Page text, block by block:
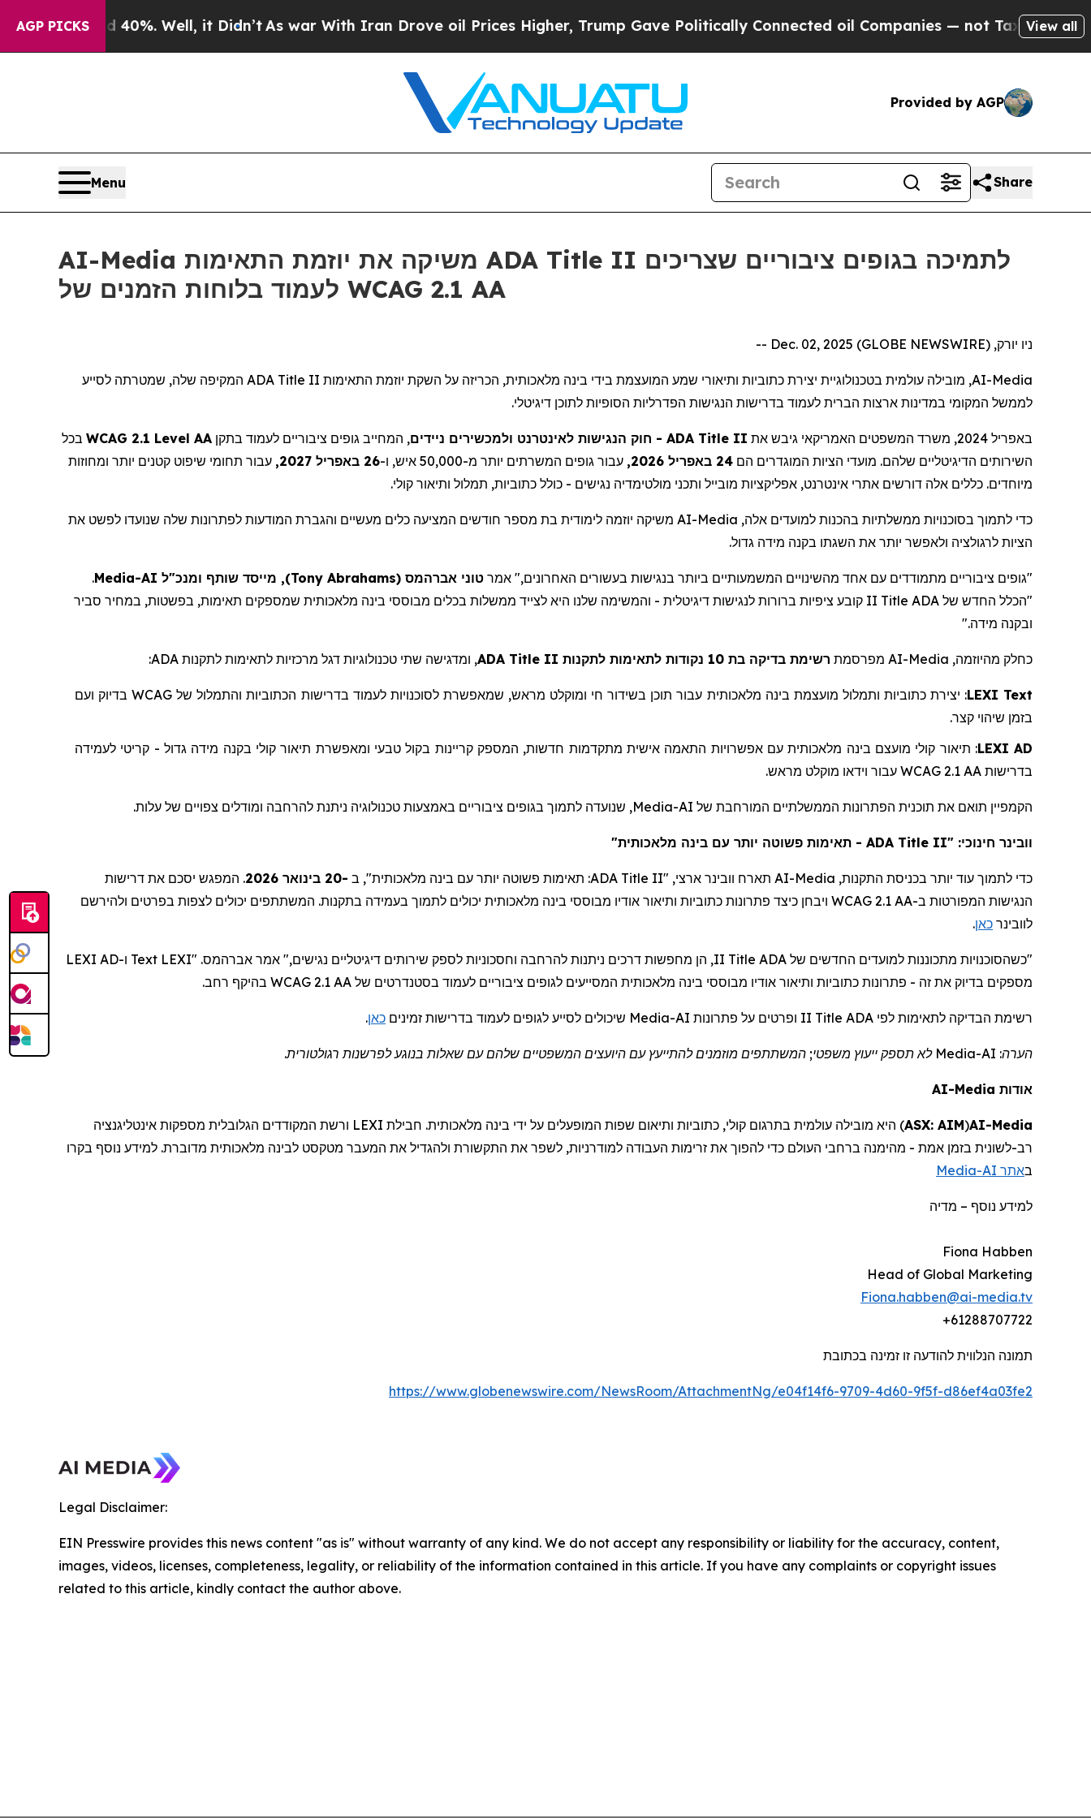
AGP PICKS
Around 40%. Well, it Didn’t As war With Iran Drove oil Prices Higher, Trump Gave Politically Connected oil Companies — not Taxpayers — the
View all
Provided by AGP
Menu Share
AI-Media משיקה את יוזמת התאימות ADA Title II לתמיכה בגופים ציבוריים שצריכים
לעמוד בלוחות הזמנים של WCAG 2.1 AA
ניו יורק, Dec. 02, 2025 (GLOBE NEWSWIRE) --
AI-Media, מובילה עולמית בטכנולוגיית יצירת כתוביות ותיאורי שמע המועצמת בידי בינה מלאכותית, הכריזה על השקת יוזמת התאימות ADA Title II המקיפה שלה, שמטרתה לסייע
לממשל המקומי במדינות ארצות הברית לעמוד בדרישות הנגישות הפדרליות הסופיות לתוכן דיגיטלי.
באפריל 2024, משרד המשפטים האמריקאי גיבש את ADA Title II - חוק הנגישות לאינטרנט ולמכשירים ניידים, המחייב גופים ציבוריים לעמוד בתקן WCAG 2.1 Level AA בכל
השירותים הדיגיטליים שלהם. מועדי הציות המוגדרים הם 24 באפריל 2026, עבור גופים המשרתים יותר מ-50,000 איש, ו- 26 באפריל 2027,
עבור תחומי שיפוט קטנים יותר ומחוזות
מיוחדים. כללים אלה דורשים אתרי אינטרנט, אפליקציות מובייל ותכני מולטימדיה נגישים - כולל כתוביות, תמלול ותיאור קולי.
כדי לתמוך בסוכנויות ממשלתיות בהכנות למועדים אלה, AI-Media משיקה יוזמה לימודית בת מספר חודשים המציעה כלים מעשיים והגברת המודעות לפתרונות שלה שנועדו לפשט את
הציות לרגולציה ולאפשר יותר את השגתו בקנה מידה גדול.
"גופים ציבוריים מתמודדים עם אחד מהשינויים המשמעותיים ביותר בנגישות בעשורים האחרונים," אמר טוני אברהמס (
Tony Abrahams
), מייסד שותף ומנכ"ל AI- Media
.
"הכלל החדש של ADA
Title תאימות, בפשטות, במחיר סביר
ובקנה מידה."
כחלק מהיוזמה, AI-Media מפרסמת רשימת בדיקה בת 10 נקודות לתאימות לתקנות ADA Title II, ומדגישה שתי טכנולוגיות דגל מרכזיות לתאימות לתקנות ADA
:
LEXI Text
: יצירת כתוביות ותמלול מועצמת בינה מלאכותית עבור תוכן בשידור חי ומוקלט מראש, שמאפשרת לסוכנויות לעמוד בדרישות הכתוביות והתמלול של WCAG בדיוק ועם
בזמן שיהוי קצר.
LEXI AD
: תיאור קולי מועצם בינה מלאכותית עם אפשרויות התאמה אישית מתקדמות חדשות, המספק קריינות בקול טבעי ומאפשרת תיאור קולי בקנה מידה גדול - קריטי לעמידה
בדרישות WCAG 2.1 AA עבור וידאו מוקלט מראש.
הקמפיין תואם את תוכנית הפתרונות הממשלתיים המורחבת של AI- Media, שנועדה לתמוך בגופים ציבוריים באמצעות טכנולוגיה ניתנת להרחבה ומודלים צפויים של עלות.
וובינר חינוכי: "ADA Title II - תאימות פשוטה יותר עם בינה מלאכותית"
כדי לתמוך עוד יותר בכניסת התקנות, AI-Media תארח וובינר ארצי, "ADA Title II: תאימות פשוטה יותר עם בינה מלאכותית", ב -20 בינואר 2026 . המפגש יסכם את דרישות
הנגישות המפורטות ב-WCAG 2.1 AA ויבחן כיצד פתרונות כתוביות ותיאור אודיו מבוססי בינה מלאכותית יכולים לתמוך בעמידה בתקנות. המשתתפים יכולים לצפות בפרטים ולהירשם
לוובינר כאן.
"כשהסוכנויות מתכוננות למועדים החדשים של ADA Title אברהמס. "LEXI
Text
ו-LEXI AD
מספקים בדיוק את זה - פתרונות כתוביות ותיאור אודיו מבוססי בינה מלאכותית המסייעים לגופים ציבוריים לעמוד בסטנדרטים של WCAG 2.1 AA בהיקף רחב.
רשימת הבדיקה לתאימות לפי ADA Title
Media שיכולים לסייע לגופים לעמוד בדרישות זמינים כאן.
הערה: AI- Media לא תספק ייעוץ משפטי; המשתתפים מוזמנים להתייעץ עם היועצים המשפטיים שלהם עם שאלות בנוגע לפרשנות רגולטורית.
אודות AI-Media
AI-Media
(
ASX: AIM
)
היא מובילה עולמית בתרגום קולי, כתוביות ותיאום שפות המופעלים על ידי בינה מלאכותית. חבילת LEXI ורשת המקודדים הגלובלית מספקות אינטליגנציה
רב-לשונית בזמן אמת - מהימנה ברחבי העולם כדי להפוך את זרימות העבודה למודרניות, לשפר את התקשורת ולהגדיל את המעבר מטקסט לבינה מלאכותית מדוברת. למידע נוסף בקרו
באתר AI- Media
למידע נוסף – מדיה
Fiona Habben
Head of Global Marketing
Fiona.habben@ai-media.tv
+61288707722
תמונה הנלווית להודעה זו זמינה בכתובת
https://www.globenewswire.com/NewsRoom/AttachmentNg/e04f14f6-9709-4d60-9f5f-d86ef4a03fe2
Legal Disclaimer:
EIN Presswire provides this news content "as is" without warranty of any kind. We do not accept any responsibility or liability for the accuracy, content,
images, videos, licenses, completeness, legality, or reliability of the information contained in this article. If you have any complaints or copyright issues
related to this article, kindly contact the author above.